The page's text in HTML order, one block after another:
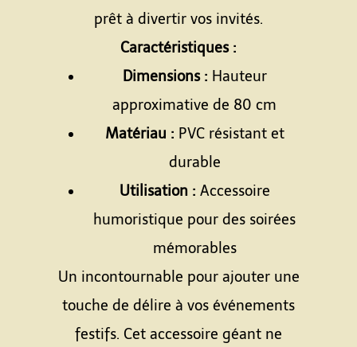
prêt à divertir vos invités.
Caractéristiques :
Dimensions : Hauteur
approximative de 80 cm
Matériau : PVC résistant et
durable
Utilisation : Accessoire
humoristique pour des soirées
mémorables
Un incontournable pour ajouter une
touche de délire à vos événements
festifs. Cet accessoire géant ne